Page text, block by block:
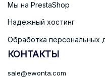
Мы на PrestaShop
Надежный хостинг
Обработка персональных
КОНТАКТЫ
sale@ewonta.com